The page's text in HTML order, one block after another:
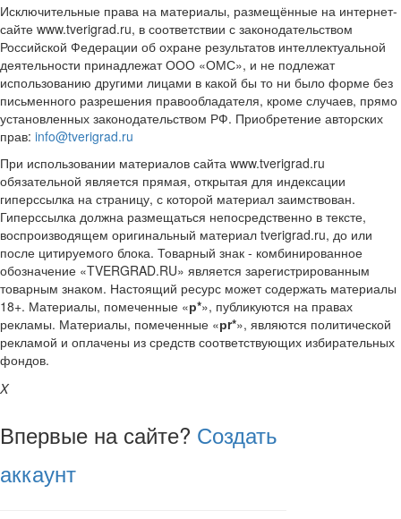
Исключительные права на материалы, размещённые на интернет-
сайте www.tverigrad.ru, в соответствии с законодательством
Российской Федерации об охране результатов интеллектуальной
деятельности принадлежат ООО «ОМС», и не подлежат
использованию другими лицами в какой бы то ни было форме без
письменного разрешения правообладателя, кроме случаев, прямо
установленных законодательством РФ. Приобретение авторских
прав: info@tverigrad.ru
При использовании материалов сайта www.tverigrad.ru
обязательной является прямая, открытая для индексации
гиперссылка на страницу, с которой материал заимствован.
Гиперссылка должна размещаться непосредственно в тексте,
воспроизводящем оригинальный материал tverigrad.ru, до или
после цитируемого блока. Товарный знак - комбинированное
обозначение «TVERGRAD.RU» является зарегистрированным
товарным знаком. Настоящий ресурс может содержать материалы
18+. Материалы, помеченные «р*», публикуются на правах
рекламы. Материалы, помеченные «рr*», являются политической
рекламой и оплачены из средств соответствующих избирательных
фондов.
X
Впервые на сайте? Создать
аккаунт